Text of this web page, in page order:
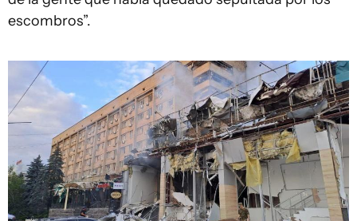
escombros”.